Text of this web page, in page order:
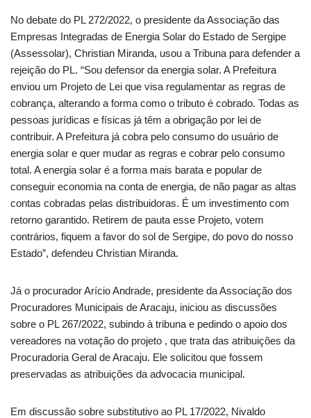
No debate do PL 272/2022, o presidente da Associação das
Empresas Integradas de Energia Solar do Estado de Sergipe
(Assessolar), Christian Miranda, usou a Tribuna para defender a
rejeição do PL. “Sou defensor da energia solar. A Prefeitura
enviou um Projeto de Lei que visa regulamentar as regras de
cobrança, alterando a forma como o tributo é cobrado. Todas as
pessoas jurídicas e físicas já têm a obrigação por lei de
contribuir. A Prefeitura já cobra pelo consumo do usuário de
energia solar e quer mudar as regras e cobrar pelo consumo
total. A energia solar é a forma mais barata e popular de
conseguir economia na conta de energia, de não pagar as altas
contas cobradas pelas distribuidoras. É um investimento com
retorno garantido. Retirem de pauta esse Projeto, votem
contrários, fiquem a favor do sol de Sergipe, do povo do nosso
Estado”, defendeu Christian Miranda.
Já o procurador Arício Andrade, presidente da Associação dos
Procuradores Municipais de Aracaju, iniciou as discussões
sobre o PL 267/2022, subindo à tribuna e pedindo o apoio dos
vereadores na votação do projeto , que trata das atribuições da
Procuradoria Geral de Aracaju. Ele solicitou que fossem
preservadas as atribuições da advocacia municipal.
Em discussão sobre substitutivo ao PL 17/2022, Nivaldo